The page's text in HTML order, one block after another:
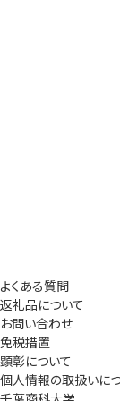
よくある質問
返礼品について
お問い合わせ
免税措置
顕彰について
個人情報の取扱いに